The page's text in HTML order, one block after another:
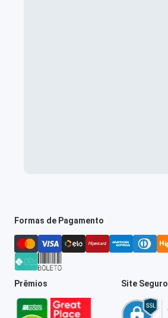
Formas de Pagamento
Prêmios Site Seguro